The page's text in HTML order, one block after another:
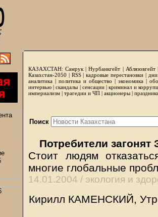
КАЗАХСТАН: Самрук |Нурбанкгейт | Аблязовгейт
Казахстан-2050 | RSS|кадровые перестановки|
аналитика | политика и общество | экономика |
интервью |скандалы | сенсации|криминал и
империализм | трагедии и ЧП | акционеры |
Поиск
Потребители
Стоит людям
многие глобальные
14.01.2004 / экология и
Кирилл КАМЕНСКИЙ,